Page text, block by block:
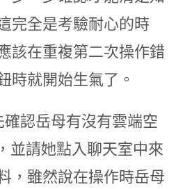
完全是考驗耐心的時
該在重複第二次操作錯
時就開始生氣了。
認岳母有沒有雲端空
並請她點入聊天室中來
，雖然說在操作時岳母